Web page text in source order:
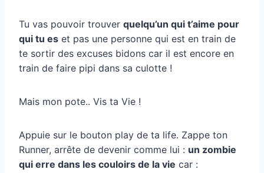
Tu vas pouvoir trouver quelqu’un qui t’aime pour
qui tu es et pas une personne qui est en train de
te sortir des excuses bidons car il est encore en
train de faire pipi dans sa culotte !
Mais mon pote.. Vis ta Vie !
Appuie sur le bouton play de ta life. Zappe ton
Runner, arrête de devenir comme lui : un zombie
qui erre dans les couloirs de la vie car :